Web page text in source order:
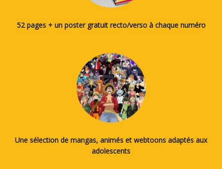
52 pages + un poster gratuit recto/verso à chaque numéro
Une sélection de mangas, animés et webtoons adaptés aux
adolescents